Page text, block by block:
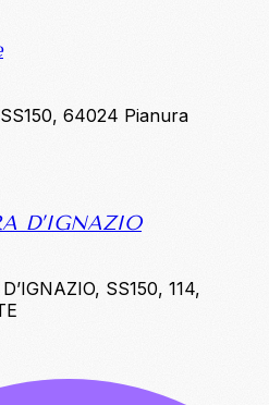
64024 Pianura
D’IGNAZIO
SS150, 114,